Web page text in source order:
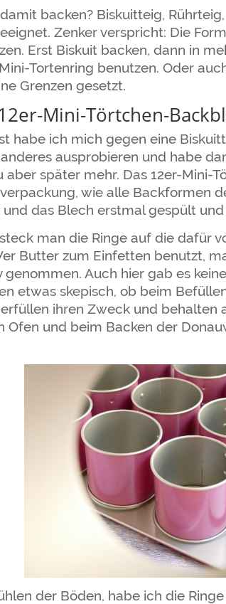
backen? Biskuitteig,
Zenker verspricht: Die
Erst Biskuit backen, dann in
Tortenring benutzen. Oder
Grenzen gesetzt.
Mini-Törtchen-
habe ich mich gegen eine
ausprobieren und habe
aber später mehr. Das 12er-Mini-
wie alle Backformen
und das Blech erstmal gespült
man die Ringe auf die dafür
Butter zum Einfetten benutzt,
genommen. Auch hier gab es
etwas skepisch, ob beim
ihren Zweck und behalten
Ofen und beim Backen der
der Böden, habe ich die